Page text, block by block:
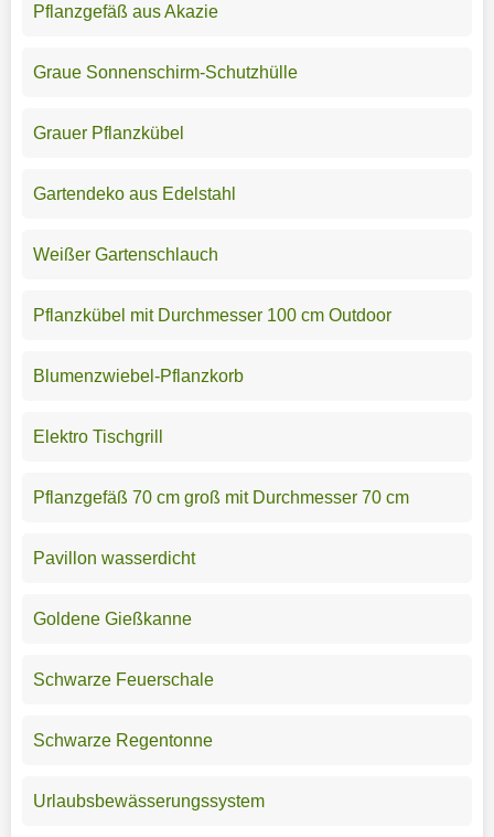
Pflanzgefäß aus Akazie
Graue Sonnenschirm-Schutzhülle
Grauer Pflanzkübel
Gartendeko aus Edelstahl
Weißer Gartenschlauch
Pflanzkübel mit Durchmesser 100 cm Outdoor
Blumenzwiebel-Pflanzkorb
Elektro Tischgrill
Pflanzgefäß 70 cm groß mit Durchmesser 70 cm
Pavillon wasserdicht
Goldene Gießkanne
Schwarze Feuerschale
Schwarze Regentonne
Urlaubsbewässerungssystem